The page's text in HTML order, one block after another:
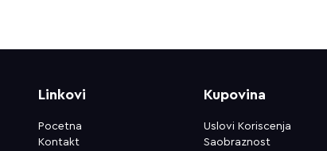
Linkovi
Pocetna
Kontakt
Kupovina
Uslovi Koriscenja
Saobraznost